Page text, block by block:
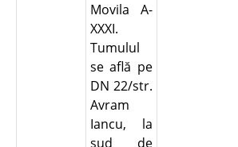
Movila A-
XXXI.
Tumulul
se află pe
DN 22/str.
Avram
Iancu, la
sud de